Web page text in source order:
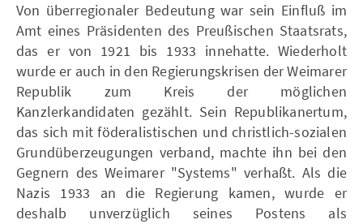
Von überregionaler Bedeutung war sein Einfluß im
Amt eines Präsidenten des Preußischen Staatsrats,
das er von 1921 bis 1933 innehatte. Wiederholt
wurde er auch in den Regierungskrisen der Weimarer
Republik zum Kreis der möglichen
Kanzlerkandidaten gezählt. Sein Republikanertum,
das sich mit föderalistischen und christlich-sozialen
Grundüberzeugungen verband, machte ihn bei den
Gegnern des Weimarer "Systems" verhaßt. Als die
Nazis 1933 an die Regierung kamen, wurde er
deshalb unverzüglich seines Postens als